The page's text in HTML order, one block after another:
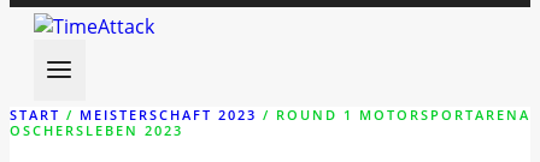
START / MEISTERSCHAFT 2023 / ROUND 1 MOTORSPORTARENA
OSCHERSLEBEN 2023